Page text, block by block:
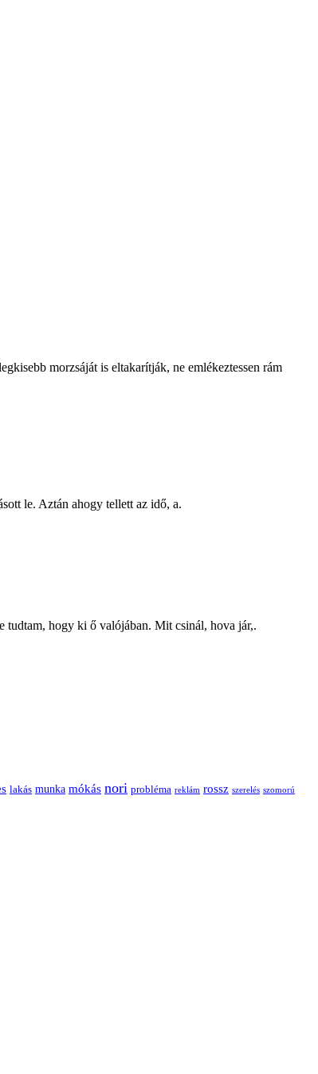
morzsáját is eltakarítják, ne emlékeztessen rám
le. Aztán ahogy tellett az idő, a.
tudtam, hogy ki ő valójában. Mit csinál, hova jár,.
lakás munka mókás nori probléma reklám rossz szerelés szomorú